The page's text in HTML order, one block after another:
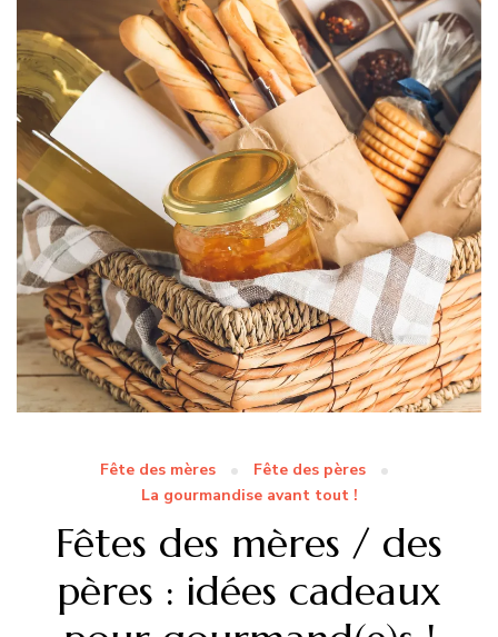
Fête des mères
Fête des pères
La gourmandise avant tout !
Fêtes des mères / des
pères : idées cadeaux